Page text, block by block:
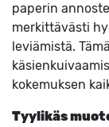
paperin
merkittävästi
leviämistä.
kokemuksen
Tyylikäs